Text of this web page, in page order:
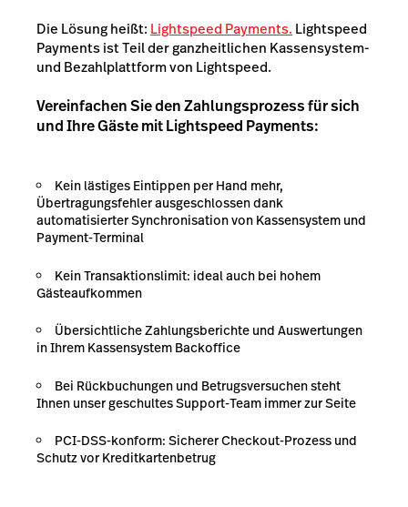
Die Lösung heißt: Lightspeed Payments. Lightspeed
Payments ist Teil der ganzheitlichen Kassensystem-
und Bezahlplattform von Lightspeed.
Vereinfachen Sie den Zahlungsprozess für sich
und Ihre Gäste mit Lightspeed Payments:
Kein lästiges Eintippen per Hand mehr,
Übertragungsfehler ausgeschlossen dank
automatisierter Synchronisation von Kassensystem und
Payment-Terminal
Kein Transaktionslimit: ideal auch bei hohem
Gästeaufkommen
Übersichtliche Zahlungsberichte und Auswertungen
in Ihrem Kassensystem Backoffice
Bei Rückbuchungen und Betrugsversuchen steht
Ihnen unser geschultes Support-Team immer zur Seite
PCI-DSS-konform: Sicherer Checkout-Prozess und
Schutz vor Kreditkartenbetrug